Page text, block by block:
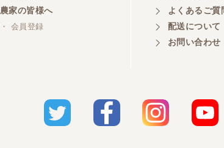
農家の皆様へ
・ 会員登録
よくあるご質
配送について
お問い合わせ